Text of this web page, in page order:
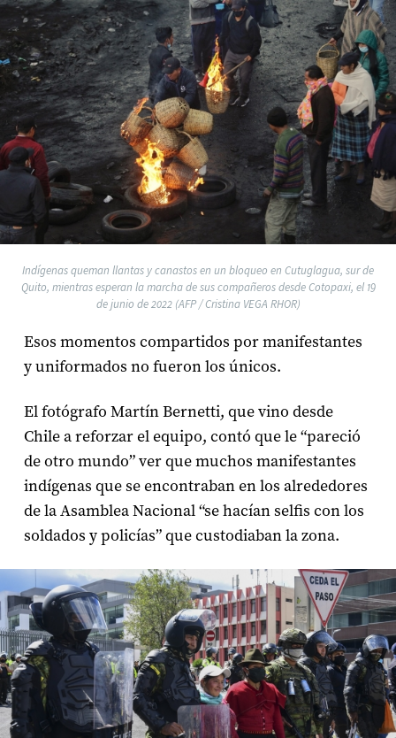
Indígenas queman llantas y canastos en un bloqueo en Cutuglagua, sur de
Quito, mientras esperan la marcha de sus compañeros desde Cotopaxi, el 19
de junio de 2022 (AFP / Cristina VEGA RHOR)
Esos momentos compartidos por manifestantes
y uniformados no fueron los únicos.
El fotógrafo Martín Bernetti, que vino desde
Chile a reforzar el equipo, contó que le “pareció
de otro mundo” ver que muchos manifestantes
indígenas que se encontraban en los alrededores
de la Asamblea Nacional “se hacían selfis con los
soldados y policías” que custodiaban la zona.